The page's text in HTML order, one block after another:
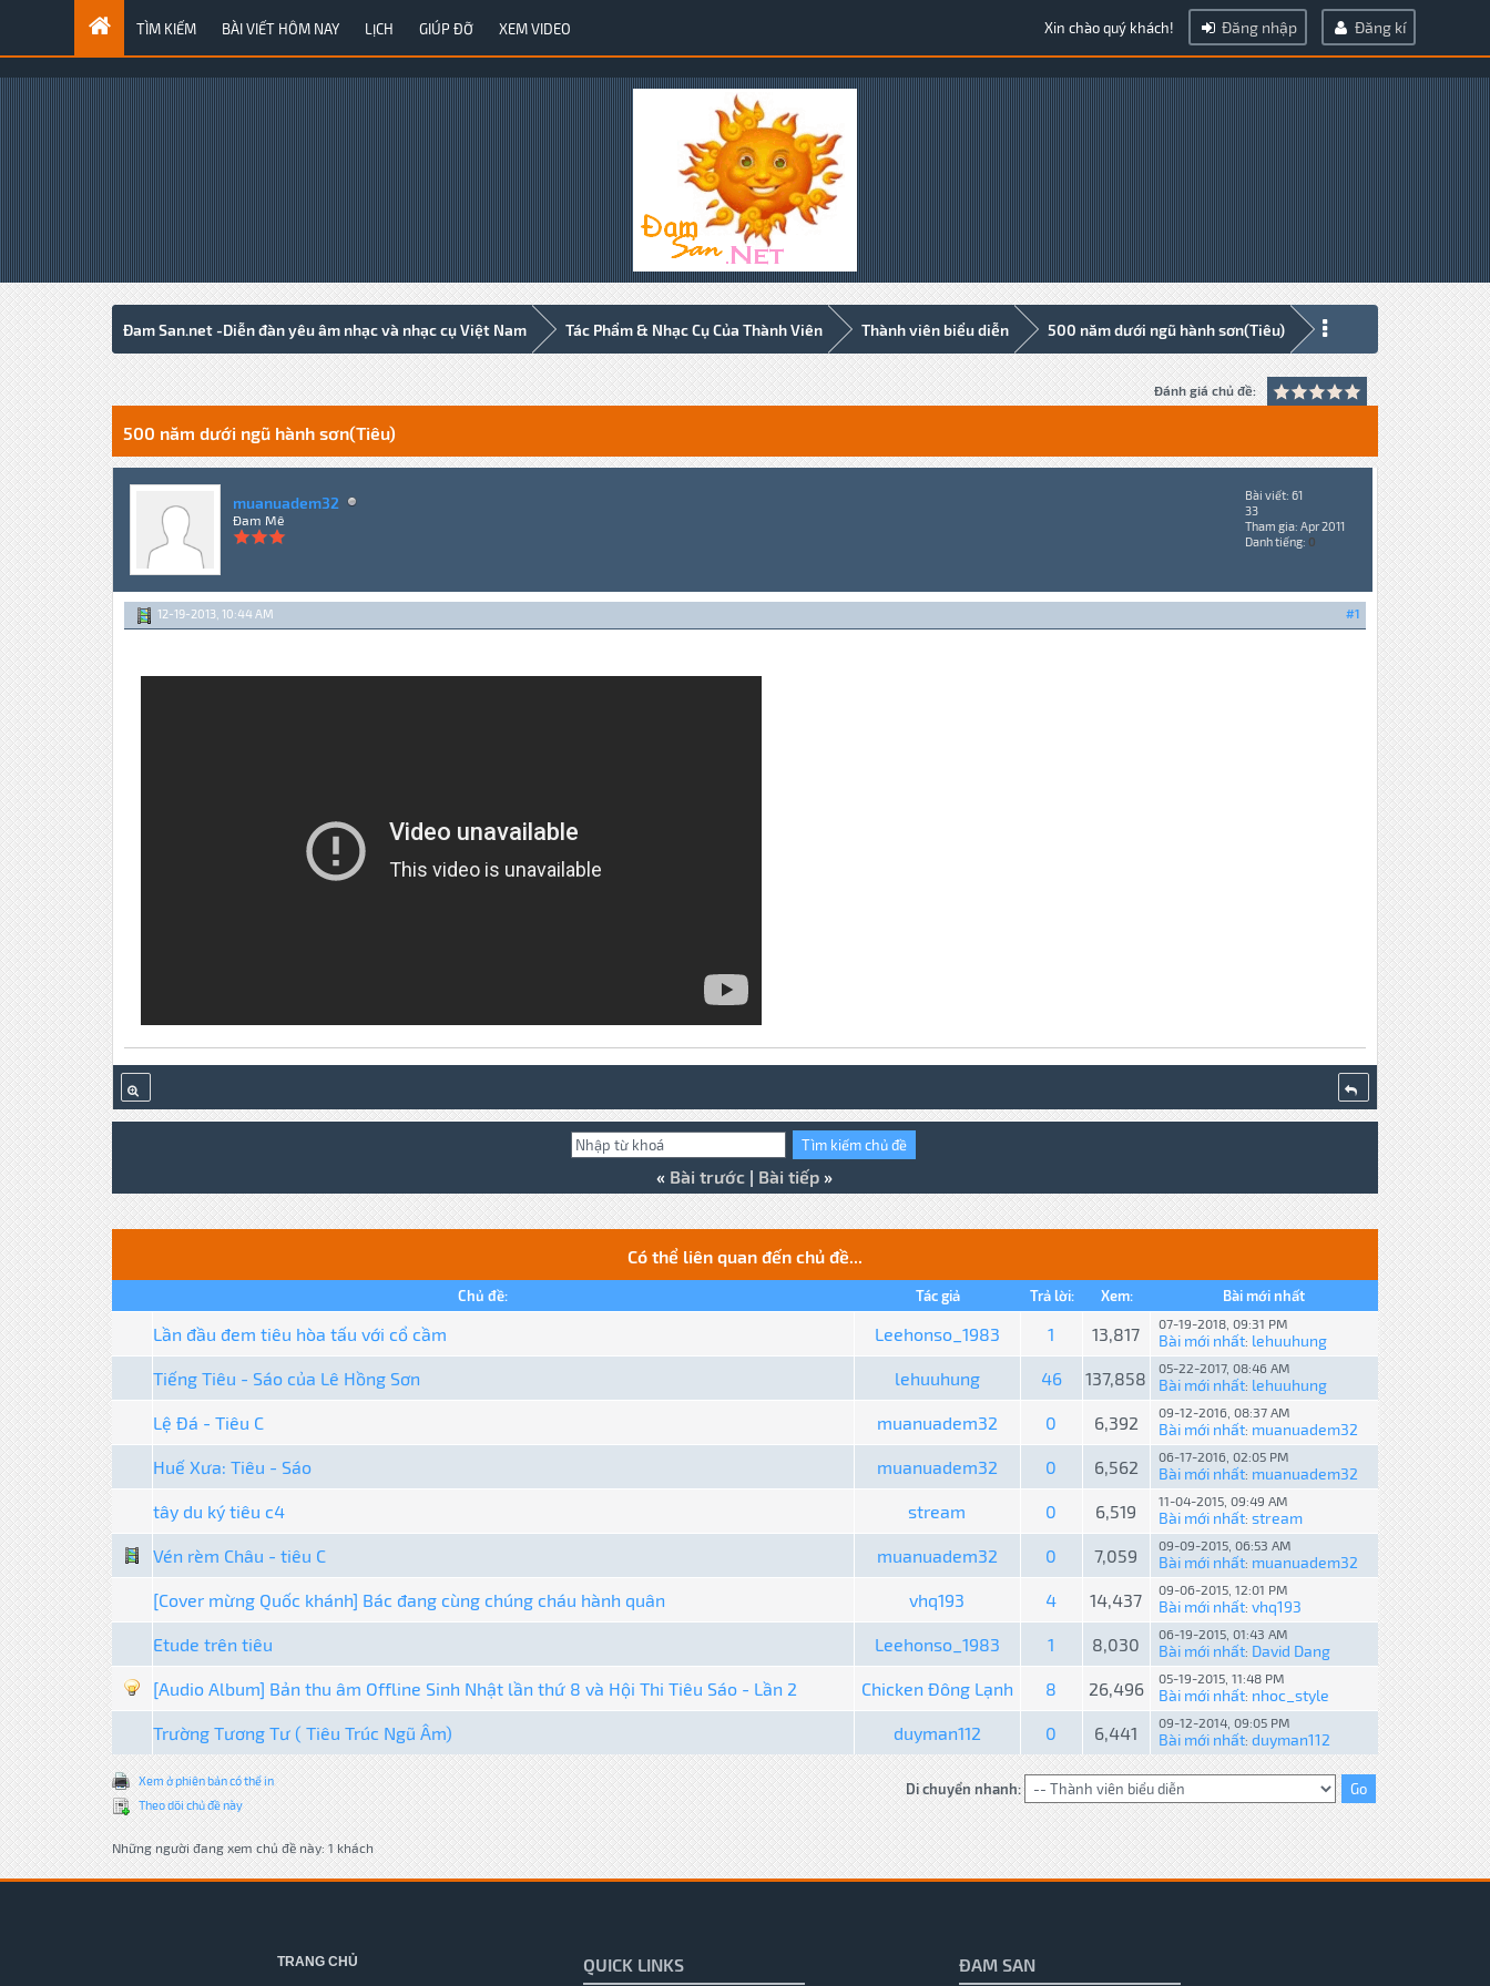
TÌM KIẾM BÀI VIẾT HÔM NAY LỊCH GIÚP ĐỠ XEM VIDEO Xin chào quý khách! Đăng nhập Đăng kí
Đam San.net -Diễn đàn yêu âm nhạc và nhạc cụ Việt Nam Tác Phẩm & Nhạc Cụ Của Thành Viên Thành viên biểu diễn 500 năm dưới ngũ hành sơn(Tiêu)
Đánh giá chủ đề:
0 Votes - 0 Average
1
2
3
4
5
500 năm dưới ngũ hành sơn(Tiêu)
muanuadem32
Đam Mê
Bài viết: 61
33
Tham gia: Apr 2011
Danh tiếng: 0
#1
12-19-2013, 10:44 AM
« Bài trước | Bài tiếp »
Có thể liên quan đến chủ đề...
Chủ đề: Tác giả Trả lời: Xem: Bài mới nhất
Lần đầu đem tiêu hòa tấu với cổ cầm Leehonso_1983 1 13,817 07-19-2018, 09:31 PM
Bài mới nhất: lehuuhung
Tiếng Tiêu - Sáo của Lê Hồng Sơn lehuuhung 46 137,858 05-22-2017, 08:46 AM
Bài mới nhất: lehuuhung
Lệ Đá - Tiêu C muanuadem32 0 6,392 09-12-2016, 08:37 AM
Bài mới nhất: muanuadem32
Huế Xưa: Tiêu - Sáo muanuadem32 0 6,562 06-17-2016, 02:05 PM
Bài mới nhất: muanuadem32
tây du ký tiêu c4 stream 0 6,519 11-04-2015, 09:49 AM
Bài mới nhất: stream
Vén rèm Châu - tiêu C muanuadem32 0 7,059 09-09-2015, 06:53 AM
Bài mới nhất: muanuadem32
[Cover mừng Quốc khánh] Bác đang cùng chúng cháu hành quân vhq193 4 14,437 09-06-2015, 12:01 PM
Bài mới nhất: vhq193
Etude trên tiêu Leehonso_1983 1 8,030 06-19-2015, 01:43 AM
Bài mới nhất: David Dang
[Audio Album] Bản thu âm Offline Sinh Nhật lần thứ 8 và Hội Thi Tiêu Sáo - Lần 2 Chicken Đông Lạnh 8 26,496 05-19-2015, 11:48 PM
Bài mới nhất: nhoc_style
Trường Tương Tư ( Tiêu Trúc Ngũ Âm) duyman112 0 6,441 09-12-2014, 09:05 PM
Bài mới nhất: duyman112
Xem ở phiên bản có thể in
Theo dõi chủ đề này
Di chuyển nhanh:
Những người đang xem chủ đề này: 1 khách
TRANG CHỦ QUICK LINKS ĐAM SAN